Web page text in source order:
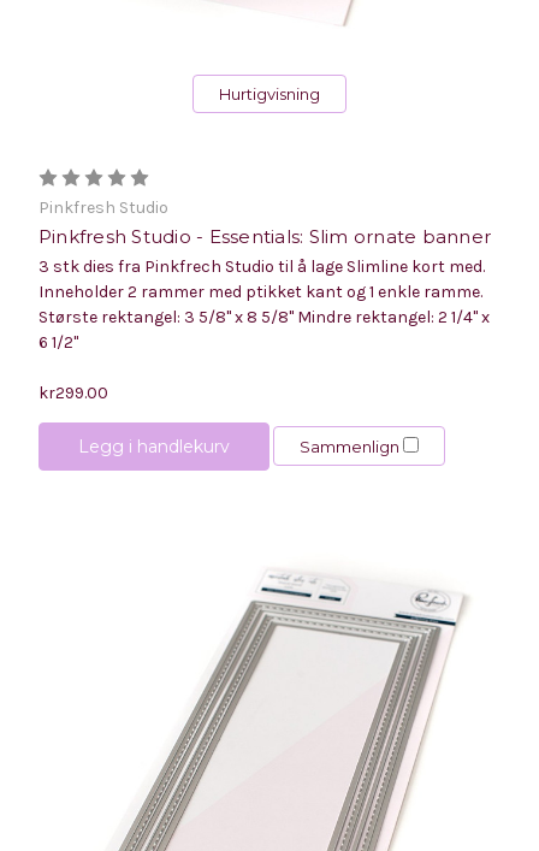
Hurtigvisning
Pinkfresh Studio
Pinkfresh Studio - Essentials: Slim ornate banner
3 stk dies fra Pinkfrech Studio til å lage Slimline kort med.
Inneholder 2 rammer med ptikket kant og 1 enkle ramme.
Største rektangel: 3 5/8" x 8 5/8" Mindre rektangel: 2 1/4" x
6 1/2"
kr299.00
Legg i handlekurv Sammenlign